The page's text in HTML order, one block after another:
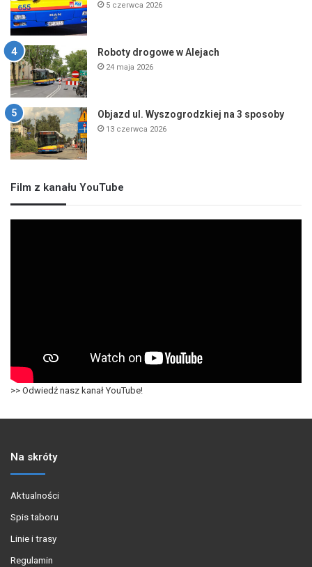
5 czerwca 2026
Roboty drogowe w Alejach
24 maja 2026
Objazd ul. Wyszogrodzkiej na 3 sposoby
13 czerwca 2026
Film z kanału YouTube
>> Odwiedź nasz kanał YouTube!
Na skróty
Aktualności
Spis taboru
Linie i trasy
Regulamin